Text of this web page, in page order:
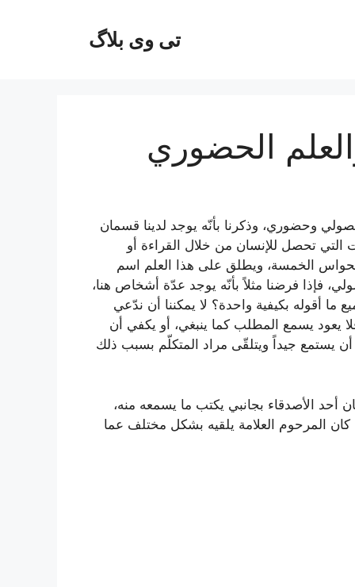
تی وی بلاگ
الحضوري
وحضوري، وذكرنا بأنّه يوجد لدينا قسمان
التي تحصل للإنسان من خلال القراءة أو
الخمسة، ويطلق على هذا العلم اسم
فإذا فرضنا مثلاً بأنّه يوجد عدّة أشخاص هنا،
أقوله بكيفية واحدة؟ لا يمكننا أن ندّعي
يعود يسمع المطلب كما ينبغي، أو يكفي أن
جيداً ويتلقّى مراد المتكلّم بسبب ذلك
الأصدقاء بجانبي يكتب ما يسمعه منه،
المرحوم العلامة يلقيه بشكل مختلف عما